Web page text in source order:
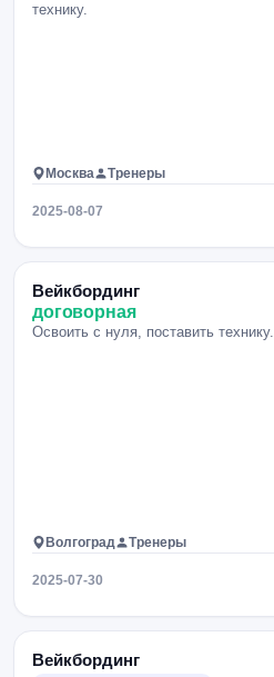
технику.
Москва Тренеры
2025-08-07
Вейкбординг
договорная
Освоить с нуля, поставить технику.
Волгоград Тренеры
2025-07-30
Вейкбординг